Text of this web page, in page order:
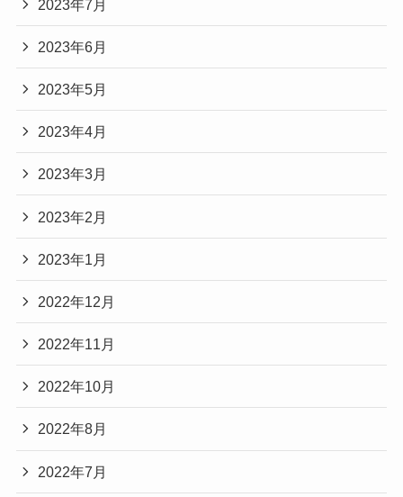
2023年7月
2023年6月
2023年5月
2023年4月
2023年3月
2023年2月
2023年1月
2022年12月
2022年11月
2022年10月
2022年8月
2022年7月